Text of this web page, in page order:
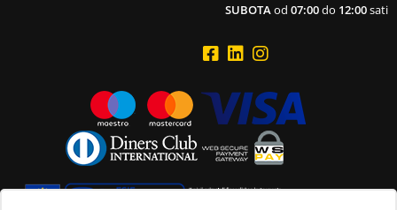
SUBOTAod07:00do 12:00sati